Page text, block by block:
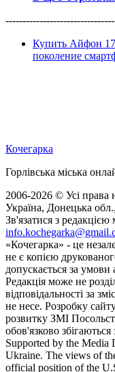
Купить Айфон
поколение
Кочегарка
Горлівська міська
2006-2026 © Усі права
Україна, Донецька
Зв'язатися з
«Кочегарка» - це
не є копією
допускається за
Редакція може не
відповідальності за
не несе. Розробку
розвитку ЗМІ
обов'язково
Supported by the Media
Ukraine. The views of
official position of the